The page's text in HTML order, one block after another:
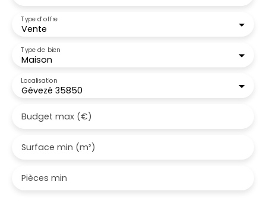
Vente
Type d'offre
Maison
Type de bien
Gévezé 35850
Localisation
Budget max (€)
Surface min (m²)
Pièces min